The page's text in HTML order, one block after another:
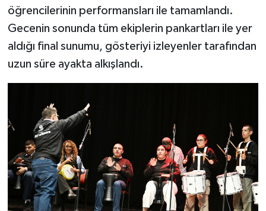
öğrencilerinin performansları ile tamamlandı.
Gecenin sonunda tüm ekiplerin pankartları ile yer
aldığı final sunumu, gösteriyi izleyenler tarafından
uzun süre ayakta alkışlandı.